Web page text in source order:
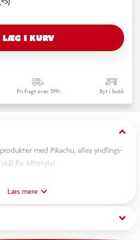
LÆG I KURV
Fri fragt over 599,- Byt i butik
keyboard_arrow_down
med Pikachu, alles yndlings-
fra ABYstyle!
Standardstørrelse (600 ml)
Tåler opvaskemaskine.
Læs mere
keyboard_arrow_down